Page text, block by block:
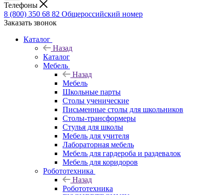
Телефоны
8 (800) 350 68 82 Общероссийский номер
Заказать звонок
Каталог
Назад
Каталог
Мебель
Назад
Мебель
Школьные парты
Столы ученические
Письменные столы для школьников
Столы-трансформеры
Стулья для школы
Мебель для учителя
Лабораторная мебель
Мебель для гардероба и раздевалок
Мебель для коридоров
Робототехника
Назад
Робототехника